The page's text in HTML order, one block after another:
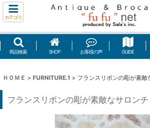
カテゴリ
商品検索 SHOP お客様の声 GUIDE
ＨＯＭＥ > FURNITURE.1 > フランスリボンの彫が素敵
フランスリボンの彫が素敵なサロン